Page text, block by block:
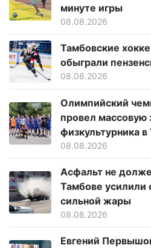
минуте игры
08.08.2026
Тамбовские
обыграли
08.08.2026
Олимпийский
провел массовую
физкультурника
08.08.2026
Асфальт не
Тамбове усилили
сильной жары
08.08.2026
Евгений